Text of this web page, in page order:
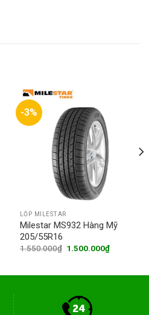
-3%
LỐP MILESTAR
Milestar MS932 Hàng Mỹ
205/55R16
1.550.000₫ Original
1.500.000₫Current
price